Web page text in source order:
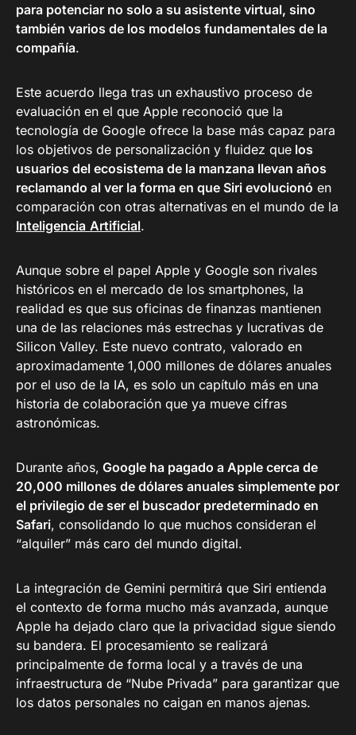
para potenciar no solo a su asistente virtual, sino
también varios de los modelos fundamentales de la
compañía.
Este acuerdo llega tras un exhaustivo proceso de
evaluación en el que Apple reconoció que la
tecnología de Google ofrece la base más capaz para
los objetivos de personalización y fluidez que los
usuarios del ecosistema de la manzana llevan años
reclamando al ver la forma en que Siri evolucionó en
comparación con otras alternativas en el mundo de la
Inteligencia Artificial.
Aunque sobre el papel Apple y Google son rivales
históricos en el mercado de los smartphones, la
realidad es que sus oficinas de finanzas mantienen
una de las relaciones más estrechas y lucrativas de
Silicon Valley. Este nuevo contrato, valorado en
aproximadamente 1,000 millones de dólares anuales
por el uso de la IA, es solo un capítulo más en una
historia de colaboración que ya mueve cifras
astronómicas.
Durante años, Google ha pagado a Apple cerca de
20,000 millones de dólares anuales simplemente por
el privilegio de ser el buscador predeterminado en
Safari, consolidando lo que muchos consideran el
“alquiler” más caro del mundo digital.
La integración de Gemini permitirá que Siri entienda
el contexto de forma mucho más avanzada, aunque
Apple ha dejado claro que la privacidad sigue siendo
su bandera. El procesamiento se realizará
principalmente de forma local y a través de una
infraestructura de “Nube Privada” para garantizar que
los datos personales no caigan en manos ajenas.